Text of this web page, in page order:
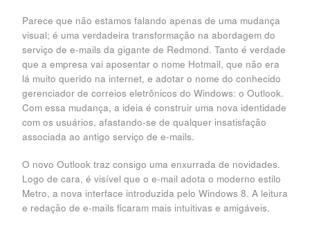
Parece que não estamos falando apenas de uma mudança
visual; é uma verdadeira transformação na abordagem do
serviço de e-mails da gigante de Redmond. Tanto é verdade
que a empresa vai aposentar o nome Hotmail, que não era
lá muito querido na internet, e adotar o nome do conhecido
gerenciador de correios eletrônicos do Windows: o Outlook.
Com essa mudança, a ideia é construir uma nova identidade
com os usuários, afastando-se de qualquer insatisfação
associada ao antigo serviço de e-mails.
O novo Outlook traz consigo uma enxurrada de novidades.
Logo de cara, é visível que o e-mail adota o moderno estilo
Metro, a nova interface introduzida pelo Windows 8. A leitura
e redação de e-mails ficaram mais intuitivas e amigáveis.